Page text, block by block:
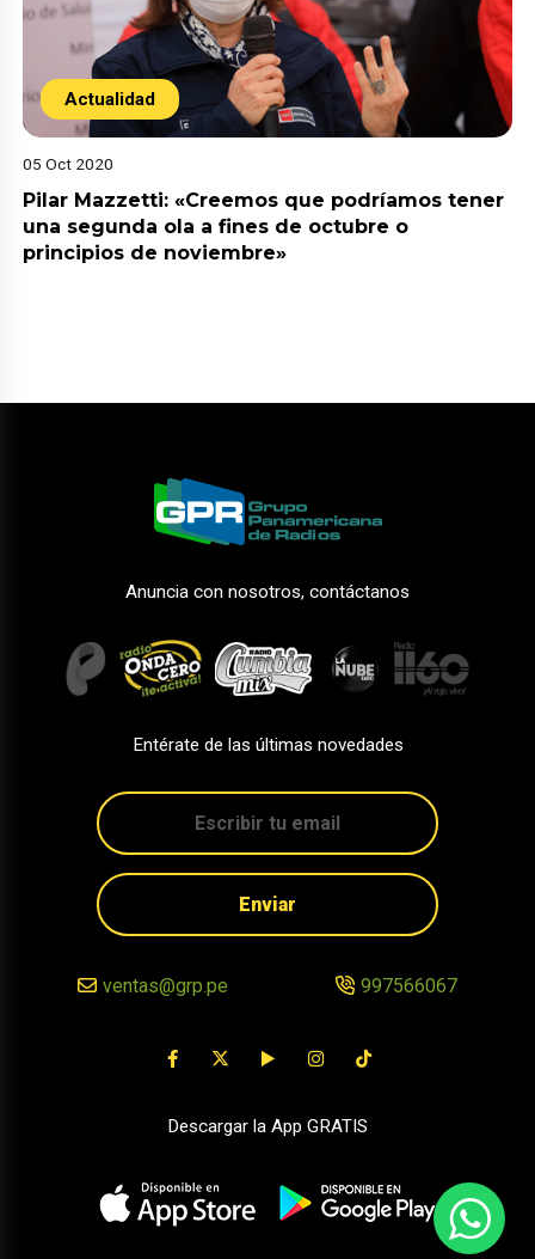
Actualidad
05 Oct 2020
Pilar Mazzetti: «Creemos que podríamos tener
una segunda ola a fines de octubre o
principios de noviembre»
Anuncia con nosotros, contáctanos
Entérate de las últimas novedades
Enviar
ventas@grp.pe 997566067
Descargar la App GRATIS